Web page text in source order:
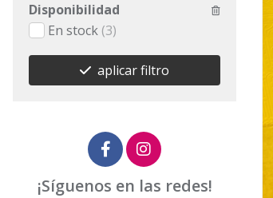
Disponibilidad
En stock (3)
aplicar filtro
¡Síguenos en las redes!